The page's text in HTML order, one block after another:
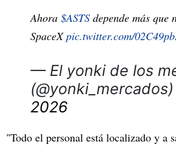
Ahora $ASTS depende más que
SpaceXpic.twitter.com/
— El yonki de los
(@yonki_mercados)
2026
"Todo el personal está localizado y a